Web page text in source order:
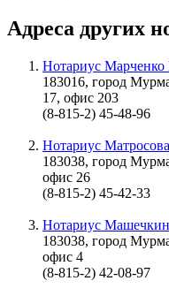
Адреса других
Нотариус
183016, город
17, офис 203
(8-815-2) 45-48-96
Нотариус
183038, город
офис 26
(8-815-2) 45-42-33
Нотариус
183038, город
офис 4
(8-815-2) 42-08-97